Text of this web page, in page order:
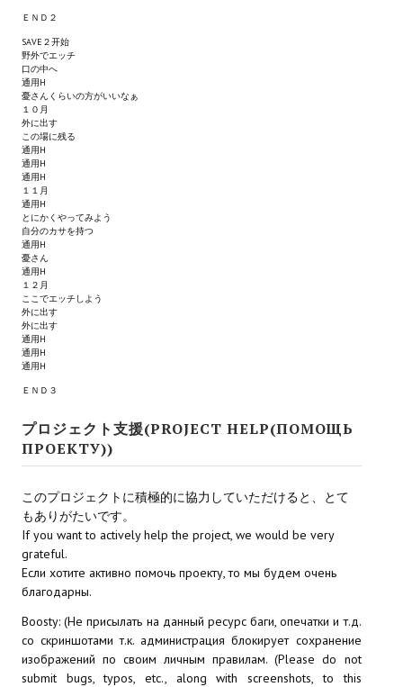
ЦИФРОВЫЕ КОМИКСЫ
EURO comics
Manga List
USA comics
ЧС
WALKTHROUGH VN
PC 18+
PC 12-17
PC Otome VN
Vita VN
PS3 VN
PS1 VN
PC FX VN
Saturn VN
ストラテジーが必要なVN一覧 (List of VNs for which walkthrough
HD REMASTERS (FAN EDITION) (HDリマスター（ファン・エディション）)
ＥＮＤ２
SAVE２开始
野外でエッチ
口の中へ
通用H
憂さんくらいの方がいいなぁ
１０月
外に出す
この場に残る
通用H
通用H
通用H
１１月
通用H
とにかくやってみよう
自分のカサを持つ
通用H
憂さん
通用H
１２月
ここでエッチしよう
外に出す
外に出す
通用H
通用H
通用H
ＥＮＤ３
プロジェクト支援(PROJECT HELP(ПОМОЩЬ
ПРОЕКТУ))
このプロジェクトに積極的に協力していただけると、とて
もありがたいです。
If you want to actively help the project, we would be very
grateful.
Если хотите активно помочь проекту, то мы будем очень
благодарны.
Boosty: (Не присылать на данный ресурс баги, опечатки и т.д.
со скриншотами т.к. администрация блокирует сохранение
изображений по своим личным правилам. (Please do not
submit bugs, typos, etc., along with screenshots, to this